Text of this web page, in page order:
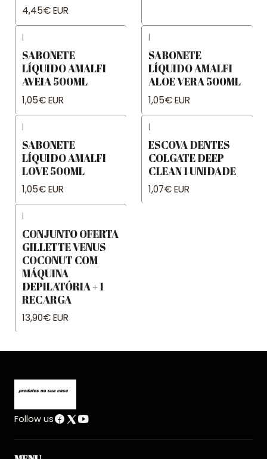
4,45€ EUR
|
SABONETE
LÍQUIDO AMALFI
AVEIA 500ML
1,05€ EUR
|
SABONETE
LÍQUIDO AMALFI
ALOE VERA 500ML
1,05€ EUR
|
SABONETE
LÍQUIDO AMALFI
LOVE 500ML
1,05€ EUR
|
ESCOVA DENTES
COLGATE DEEP
CLEAN 1 UNIDADE
1,07€ EUR
|
CONJUNTO OFERTA
GILLETTE VENUS
COCONUT COM
MÁQUINA
DEPILATÓRIA + 1
RECARGA
13,90€ EUR
Follow us